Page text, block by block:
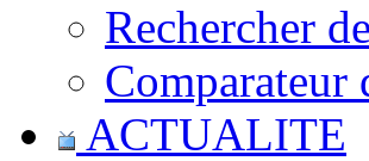
Rechercher
Comparateur
ACTUALITE